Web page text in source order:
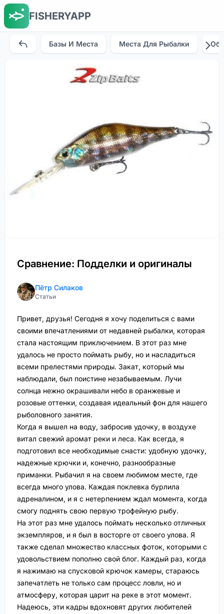
FISHERYAPP
Базы И Места Места Для Рыбалки
Сравнение: Подделки и оригиналы
Пётр Силаков
Статьи
Привет, друзья! Сегодня я хочу поделиться с вами
своими впечатлениями от недавней рыбалки, которая
стала настоящим приключением. В этот раз мне
удалось не просто поймать рыбу, но и насладиться
всеми прелестями природы. Закат, который мы
наблюдали, был поистине незабываемым. Лучи
солнца нежно окрашивали небо в оранжевые и
розовые оттенки, создавая идеальный фон для нашего
рыболовного занятия.
Когда я вышел на воду, забросив удочку, в воздухе
витал свежий аромат реки и леса. Как всегда, я
подготовил все необходимые снасти: удобную удочку,
надежные крючки и, конечно, разнообразные
приманки. Рыбачил я на своем любимом месте, где
всегда много улова. Каждая поклевка бурлила
адреналином, и я с нетерпением ждал момента, когда
смогу поднять свою первую трофейную рыбу.
На этот раз мне удалось поймать несколько отличных
экземпляров, и я был в восторге от своего улова. Я
также сделал множество классных фоток, которыми с
удовольствием пополню свой блог. Каждый раз, когда
я нажимаю на спусковой крючок камеры, стараюсь
запечатлеть не только сам процесс ловли, но и
атмосферу, которая царит на реке в этот момент.
Надеюсь, эти кадры вдохновят других любителей